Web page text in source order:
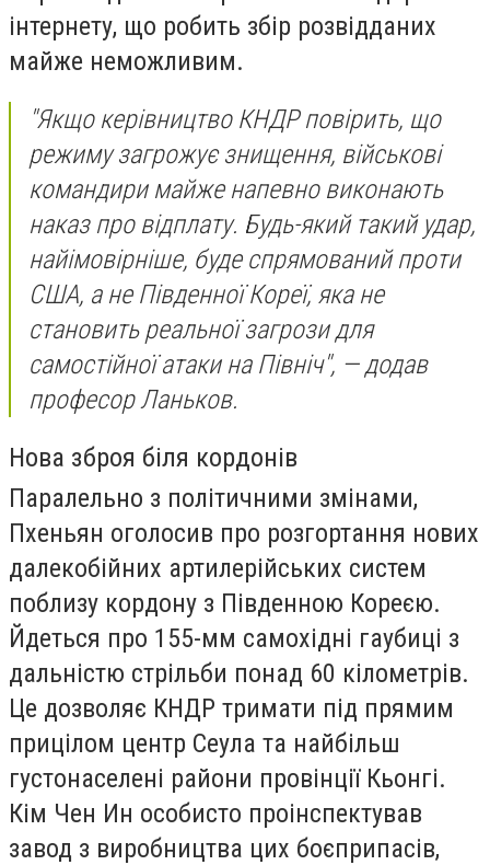
інтернету, що робить збір розвідданих
майже неможливим.
"Якщо керівництво КНДР повірить, що
режиму загрожує знищення, військові
командири майже напевно виконають
наказ про відплату. Будь-який такий удар,
найімовірніше, буде спрямований проти
США, а не Південної Кореї, яка не
становить реальної загрози для
самостійної атаки на Північ", — додав
професор Ланьков.
Нова зброя біля кордонів
Паралельно з політичними змінами,
Пхеньян оголосив про розгортання нових
далекобійних артилерійських систем
поблизу кордону з Південною Кореєю.
Йдеться про 155-мм самохідні гаубиці з
дальністю стрільби понад 60 кілометрів.
Це дозволяє КНДР тримати під прямим
прицілом центр Сеула та найбільш
густонаселені райони провінції Кьонгі.
Кім Чен Ин особисто проінспектував
завод з виробництва цих боєприпасів,